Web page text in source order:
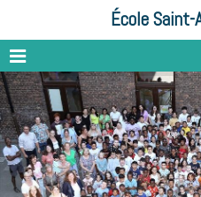
École Saint-